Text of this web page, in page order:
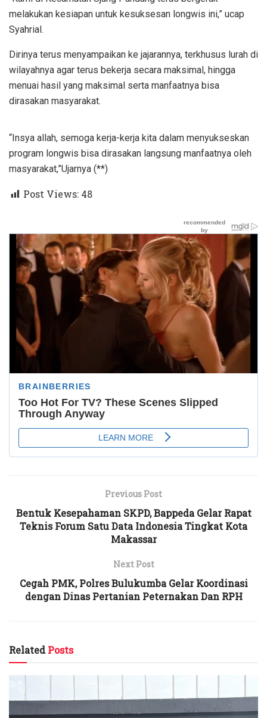
melakukan kesiapan untuk kesuksesan longwis ini,” ucap
Syahrial.
Dirinya terus menyampaikan ke jajarannya, terkhusus lurah di
wilayahnya agar terus bekerja secara maksimal, hingga
menuai hasil yang maksimal serta manfaatnya bisa
dirasakan masyarakat.
“Insya allah, semoga kerja-kerja kita dalam menyukseskan
program longwis bisa dirasakan langsung manfaatnya oleh
masyarakat,”Ujarnya (**)
Post Views: 48
Previous Post
Bentuk Kesepahaman SKPD, Bappeda Gelar Rapat
Teknis Forum Satu Data Indonesia Tingkat Kota
Makassar
Next Post
Cegah PMK, Polres Bulukumba Gelar Koordinasi
dengan Dinas Pertanian Peternakan Dan RPH
RelatedPosts